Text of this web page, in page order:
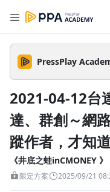
註
🌞 PPA 避暑津
2% 點數回饋！🚀
進修 限時開跑】
即日起 - 8/13（只
無上限🔥購買任
$5,000 回饋 2%
入好友👉 享有「
5 天前
PressPlay
2021-04-12台
達、群創～網
蹤作者，才知
《井底之蛙inCMONEY 》
限定方案 2025/09/21
--:--
追蹤列表
清除全部